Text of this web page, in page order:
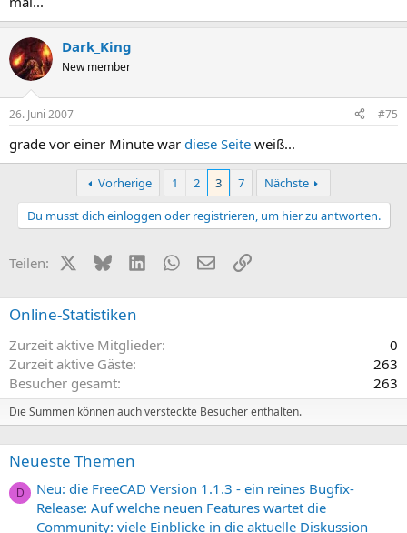
Dark_King
New member
26. Juni 2007 #75
grade vor einer Minute war diese Seite weiß...
Vorherige 1 2 3 7
Nächste
Du musst dich einloggen oder registrieren, um hier zu antworten.
Teilen: X (Twitter)
BlueskyLinkedInWhatsApp
E-MailLink
Online-Statistiken
Zurzeit aktive Mitglieder
0
Zurzeit aktive Gäste
263
Besucher gesamt
263
Die Summen können auch versteckte Besucher enthalten.
Neueste Themen
D
Neu: die FreeCAD Version 1.1.3 - ein reines Bugfix-
Release: Auf welche neuen Features wartet die
Community: viele Einblicke in die aktuelle Diskussion